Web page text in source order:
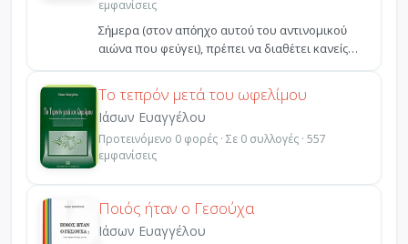
εμφανίσεις
Σήμερα (στον απόηχο αυτού του αντινομικού
αιώνα που φεύγει), πρέπει να διαθέτει κανείς
οξύτατη αίσθη...
Το τεπρόν μετά του ωφελίμου
Ιάσων Ευαγγέλου
Προτεινόμενο 0 φορές · Σε 0 συλλογές · 557
εμφανίσεις
Ποιός ήταν ο Γεσούχα
Ιάσων Ευαγγέλου